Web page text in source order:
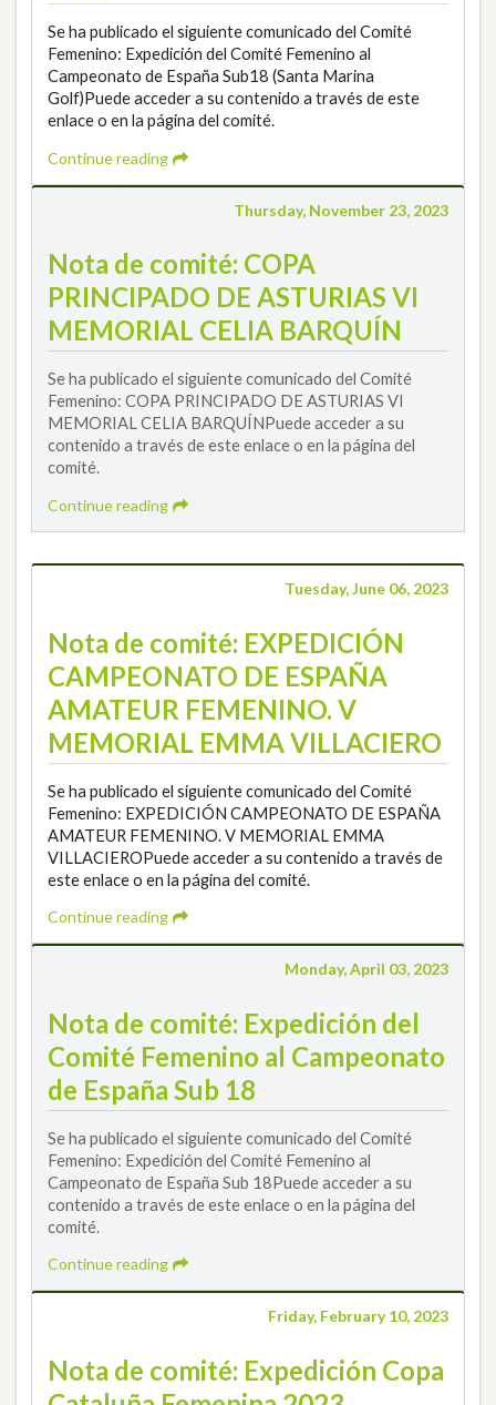
Se ha publicado el siguiente comunicado del Comité
Femenino: Expedición del Comité Femenino al
Campeonato de España Sub18 (Santa Marina
Golf)Puede acceder a su contenido a través de este
enlace o en la página del comité.
Continue reading
Thursday, November 23, 2023
Nota de comité: COPA
PRINCIPADO DE ASTURIAS VI
MEMORIAL CELIA BARQUÍN
Se ha publicado el siguiente comunicado del Comité
Femenino: COPA PRINCIPADO DE ASTURIAS VI
MEMORIAL CELIA BARQUÍNPuede acceder a su
contenido a través de este enlace o en la página del
comité.
Continue reading
Tuesday, June 06, 2023
Nota de comité: EXPEDICIÓN
CAMPEONATO DE ESPAÑA
AMATEUR FEMENINO. V
MEMORIAL EMMA VILLACIERO
Se ha publicado el siguiente comunicado del Comité
Femenino: EXPEDICIÓN CAMPEONATO DE ESPAÑA
AMATEUR FEMENINO. V MEMORIAL EMMA
VILLACIEROPuede acceder a su contenido a través de
este enlace o en la página del comité.
Continue reading
Monday, April 03, 2023
Nota de comité: Expedición del
Comité Femenino al Campeonato
de España Sub 18
Se ha publicado el siguiente comunicado del Comité
Femenino: Expedición del Comité Femenino al
Campeonato de España Sub 18Puede acceder a su
contenido a través de este enlace o en la página del
comité.
Continue reading
Friday, February 10, 2023
Nota de comité: Expedición Copa